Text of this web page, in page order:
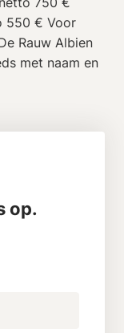
550 € Voor
Rauw Albien
met naam en
op.